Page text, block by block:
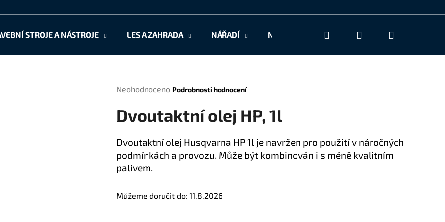
STROJE A NÁSTROJE LES A ZAHRADA NÁŘADÍ NAŠE SLUŽBY KONTAKT
Hledat Přihlášení
Průměrné
produktu
je
z
5
hvězdiček.
Neohodnoceno Podrobnosti hodnocení
Dvoutaktní olej HP, 1l
Dvoutaktní olej Husqvarna HP 1l je navržen pro použití v náročných
podmínkách a provozu. Může být kombinován i s méně kvalitním
palivem.
Můžeme doručit do: 11.8.2026
Co potřebujete najít?
HLEDAT